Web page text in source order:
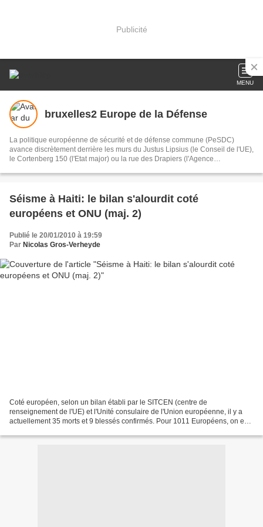
Publicité
MENU
bruxelles2 Europe de la Défense
La politique européenne de sécurité et de défense commune (PeSDC)
avance discrètement derrière les murs du Justus Lipsius (le Conseil de l'UE),
le Cortenberg 150 (l'Etat major) ou la rue des Drapiers (l'Agence
Afghanistan, Israël, Ouganda, Irak...), logistique et transport aérien
Séisme à Haiti: le bilan s'alourdit coté
européens et ONU (maj. 2)
Publié le 20/01/2010 à 19:59
Par Nicolas Gros-Verheyde
Coté européen, selon un bilan établi par le SITCEN (centre de
renseignement de l'UE) et l'Unité consulaire de l'Union européenne, il y a
actuellement 35 morts et 9 blessés confirmés. Pour 1011 Européens, on est